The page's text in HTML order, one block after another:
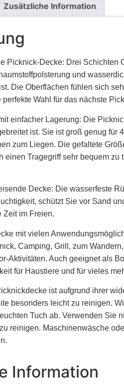
Zusätzliche Information
Picknick-Decke: Drei Schichten
und
Die Oberflächen fühlen sich
Wahl für das nächste
einfacher Lagerung: Die
ist. Sie ist groß genug für
zum Liegen. Die gefaltete
einen Tragegriff sehr bequem zu
Decke: Die wasserfeste
schützt Sie vor Sand
Zeit im Freien.
mit vielen
Camping, Grill, zum
Aktivitäten. Auch geeignet als
für Haustiere und für vieles
ist aufgrund ihrer
besonders leicht zu reinigen.
Tuch ab. Verwenden Sie
reinigen. Maschinenwäsche
Information